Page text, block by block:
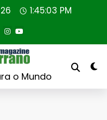
1:45:03 PM
o Mundo